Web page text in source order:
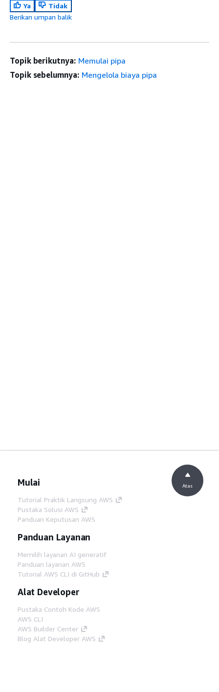
Ya
Tidak
Berikan umpan balik
Topik berikutnya: Memulai pipa
Topik sebelumnya: Mengelola biaya pipa
Mulai
Tutorial Praktik Langsung AWS
Pustaka Solusi AWS
Panduan Keputusan AWS
Panduan Layanan
Memilih layanan AI generatif
Panduan layanan AWS
Tutorial AWS CLI di GitHub
Alat Developer
Pustaka Contoh Kode AWS
AWS CLI
AWS Builder Center
Blog Alat Developer AWS
Atas